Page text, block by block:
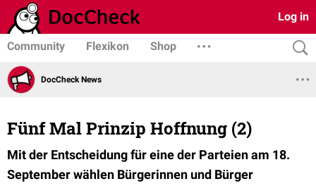
Log in
Community Flexikon Shop
DocCheck News
Fünf Mal Prinzip Hoffnung (2)
Mit der Entscheidung für eine der Parteien am 18.
September wählen Bürgerinnen und Bürger